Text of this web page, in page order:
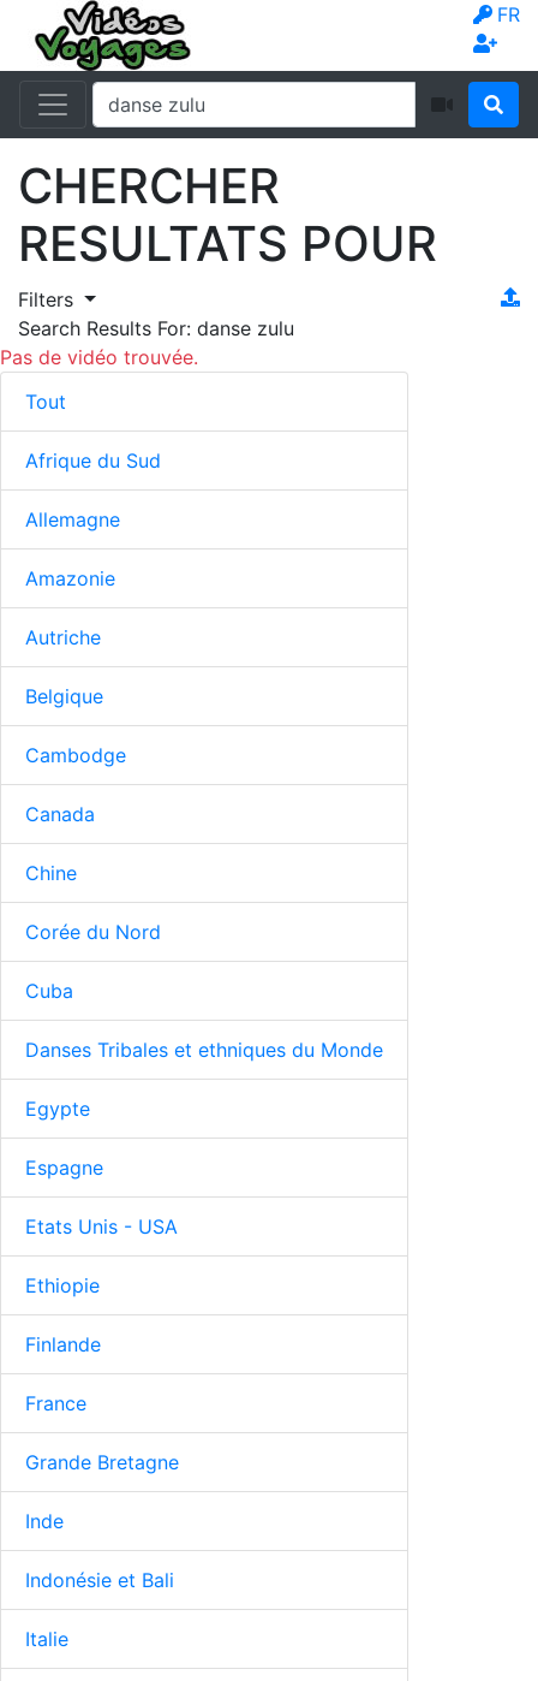
FR
CHERCHER
RESULTATS POUR
Filters
Search Results For: danse zulu
Pas de vidéo trouvée.
Tout
Afrique du Sud
Allemagne
Amazonie
Autriche
Belgique
Cambodge
Canada
Chine
Corée du Nord
Cuba
Danses Tribales et ethniques du Monde
Egypte
Espagne
Etats Unis - USA
Ethiopie
Finlande
France
Grande Bretagne
Inde
Indonésie et Bali
Italie